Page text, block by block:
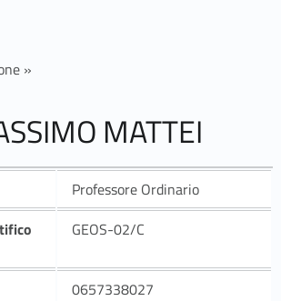
»
MATTEI
Professore Ordinario
GEOS-02/C
0657338027